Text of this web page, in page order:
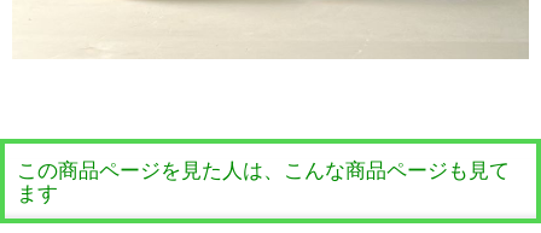
この商品ページを見た人は、こんな商品ページも見て
ます